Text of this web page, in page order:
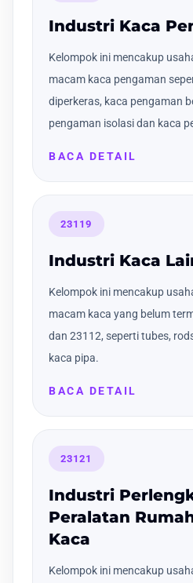
Industri Kaca
Kelompok ini mencakup
macam kaca pengaman
diperkeras, kaca pengaman
pengaman isolasi dan kaca
BACA DETAIL
23119
Industri Kaca
Kelompok ini mencakup
macam kaca yang belum
dan 23112, seperti tubes,
kaca pipa.
BACA DETAIL
23121
Industri
Peralatan
Kaca
Kelompok ini mencakup